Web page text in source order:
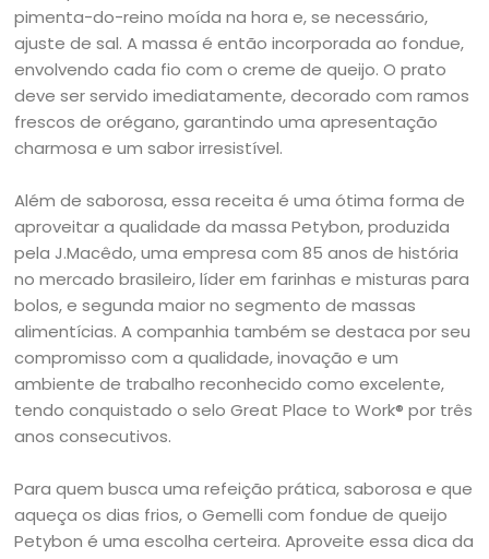
pimenta-do-reino moída na hora e, se necessário,
ajuste de sal. A massa é então incorporada ao fondue,
envolvendo cada fio com o creme de queijo. O prato
deve ser servido imediatamente, decorado com ramos
frescos de orégano, garantindo uma apresentação
charmosa e um sabor irresistível.
Além de saborosa, essa receita é uma ótima forma de
aproveitar a qualidade da massa Petybon, produzida
pela J.Macêdo, uma empresa com 85 anos de história
no mercado brasileiro, líder em farinhas e misturas para
bolos, e segunda maior no segmento de massas
alimentícias. A companhia também se destaca por seu
compromisso com a qualidade, inovação e um
ambiente de trabalho reconhecido como excelente,
tendo conquistado o selo Great Place to Work® por três
anos consecutivos.
Para quem busca uma refeição prática, saborosa e que
aqueça os dias frios, o Gemelli com fondue de queijo
Petybon é uma escolha certeira. Aproveite essa dica da